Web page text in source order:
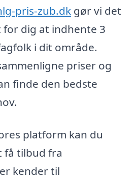
pris-zub.dk gør vi det
dig at indhente 3
i dit område.
priser og
finde den bedste
platform kan du
få tilbud fra
kender til